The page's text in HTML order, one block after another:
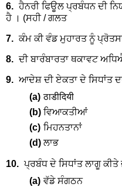
6. ਹੈਨਰੀ ਫਿਊਲ ਪ੍ਰਬੰਧਨ ਦੀ
ਹੈ । (ਸਹੀ / ਗਲਤ
7. ਕੰਮ ਕੀ ਵੰਡ ਮੁਹਾਰਤ ਨੂੰ
8. ਦੀ ਬਾਰੰਬਾਰਤਾ ਥਕਾਵਟ
9. ਆਦੇਸ਼ ਦੀ ਏਕਤਾ ਦੇ ਸਿਧਾਂਤ
(a) ठाडीदियी
(b)ਵਿਆਕਤੀਆਂ
(c) ਮਿਹਨਤਾਨਾਂ
(d)ਲਾਭ
10. ਪ੍ਰਬੰਧ ਦੇ ਸਿਧਾਂਤ ਲਾਗੂ ਕੀਤੇ
(a) ਵੱਡੇ ਸੰਗਠਨ